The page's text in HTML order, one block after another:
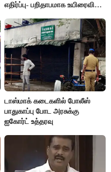
எதிர்ப்பு- பறிதாபமாக உயிரைவிட்ட
டாஸ்மாக் கடைகளில் போலீஸ்
பாதுகாப்பு போட அரசுக்கு
ஐகோர்ட் உத்தரவு